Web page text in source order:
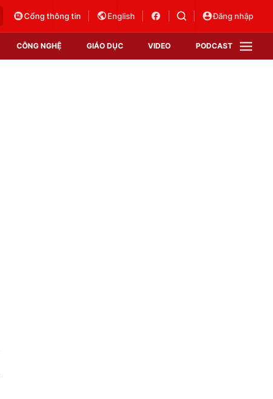
Cổng thông tin English Đăng nhập
CÔNG NGHỆ GIÁO DỤC VIDEO PODCAST